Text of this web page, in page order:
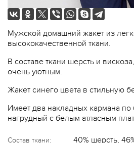
Мужской домашний жакет из
высококачественной ткани.
В составе ткани шерсть и
очень уютным.
Жакет синего цвета в стильную
Имеет два накладных кармана по
нагрудный с белым атласным
Состав ткани:
40% шерсть,